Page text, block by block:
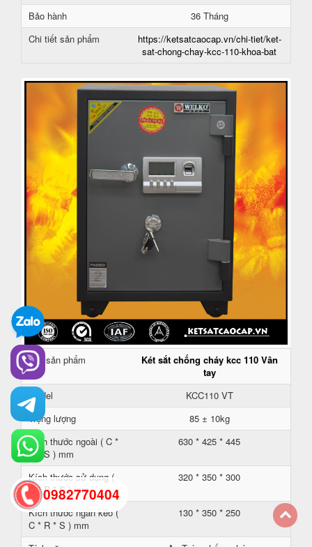
Bảo hành
36 Tháng
Chi tiết sản phẩm
https://ketsatcaocap.vn/chi-tiet/ket-
sat-chong-chay-kcc-110-khoa-bat
Tên sản phẩm
Két sắt chống cháy kcc 110 Vân
tay
Model
KCC110 VT
Trọng lượng
85 ± 10kg
Kích thước ngoài ( C *
R * S ) mm
630 * 425 * 445
Kích thước sử dụng (
C * R * S ) mm
320 * 350 * 300
Kích thước ngăn kéo (
C * R * S ) mm
130 * 350 * 250
0982770404
back